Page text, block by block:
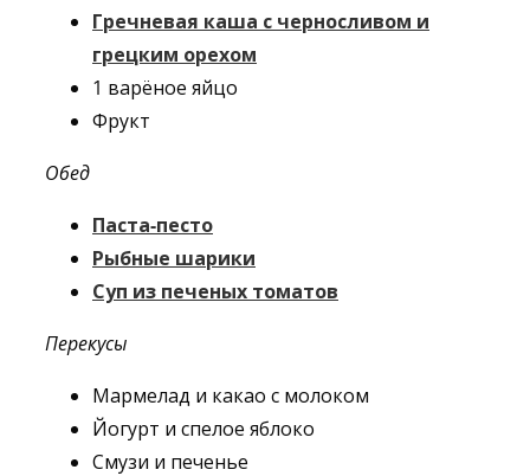
Гречневая каша с черносливом и
грецким орехом
1 варёное яйцо
Фрукт
Обед
Паста-песто
Рыбные шарики
Суп из печеных томатов
Перекусы
Мармелад и какао с молоком
Йогурт и спелое яблоко
Смузи и печенье